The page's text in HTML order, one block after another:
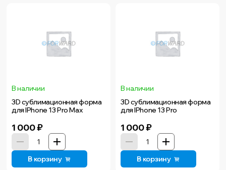
В наличии
3D сублимационная форма
для IPhone 13 Pro Max
1 000₽
В корзину
В наличии
3D сублимационная форма
для IPhone 13 Pro
1 000₽
В корзину